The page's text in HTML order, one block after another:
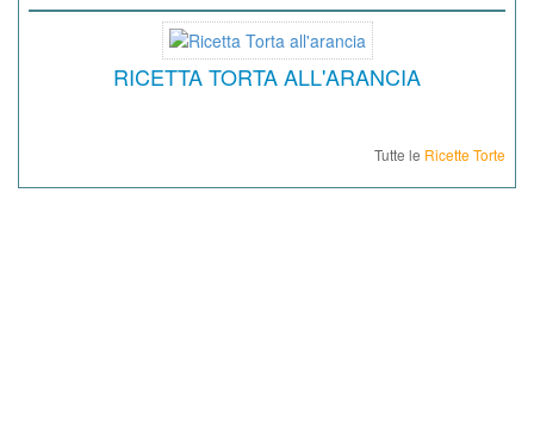
RICETTA TORTA ALL'ARANCIA
Tutte le Ricette Torte